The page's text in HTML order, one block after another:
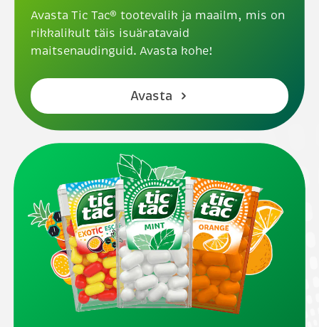
Avasta Tic Tac® tootevalik ja maailm, mis on
rikkalikult täis isuäratavaid
maitsenaudinguid. Avasta kohe!
Avasta